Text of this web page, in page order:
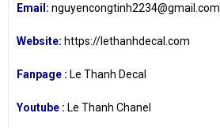
Email: nguyencongtinh2234@gmail.com
Website: https://lethanhdecal.com
Fanpage : Le Thanh Decal
Youtube : Le Thanh Chanel